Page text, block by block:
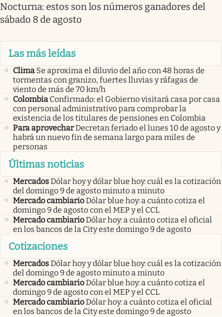
Nocturna: estos son los números ganadores del
sábado 8 de agosto
Las más leídas
Clima Se aproxima el diluvio del año con 48 horas de
tormentas con granizo, fuertes lluvias y ráfagas de
viento de más de 70 km/h
Colombia Confirmado: el Gobierno visitará casa por casa
con personal administrativo para comprobar la
existencia de los titulares de pensiones en Colombia
Para aprovecharDecretan feriado el lunes 10 de agosto y
habrá un nuevo fin de semana largo para miles de
personas
Últimas noticias
MercadosDólar hoy y dólar blue hoy: cuál es la cotización
del domingo 9 de agosto minuto a minuto
Mercado cambiarioDólar blue hoy: a cuánto cotiza el
domingo 9 de agosto con el MEP y el CCL
Mercado cambiarioDólar hoy: a cuánto cotiza el oficial
en los bancos de la City este domingo 9 de agosto
Cotizaciones
MercadosDólar hoy y dólar blue hoy: cuál es la cotización
del domingo 9 de agosto minuto a minuto
Mercado cambiarioDólar blue hoy: a cuánto cotiza el
domingo 9 de agosto con el MEP y el CCL
Mercado cambiarioDólar hoy: a cuánto cotiza el oficial
en los bancos de la City este domingo 9 de agosto